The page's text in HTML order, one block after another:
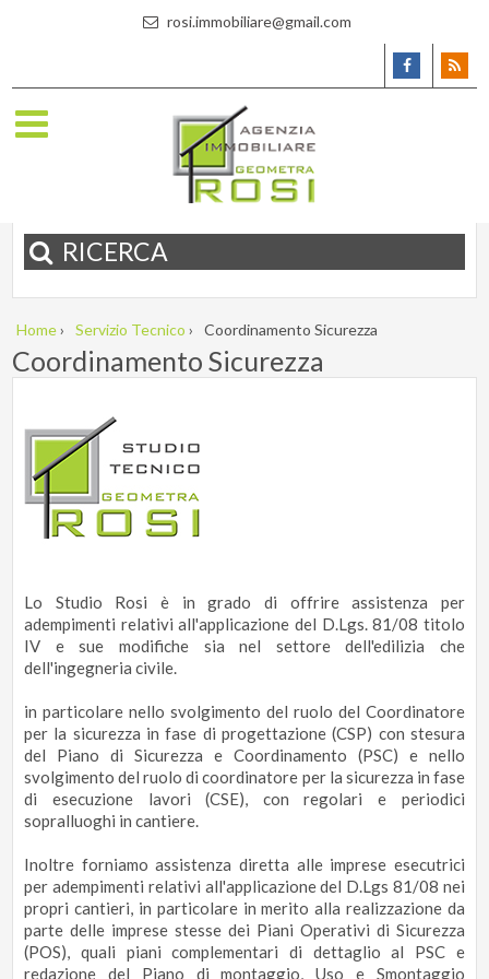
rosi.immobiliare@gmail.com
RICERCA
Home› Servizio Tecnico › Coordinamento Sicurezza
Coordinamento Sicurezza
Lo Studio Rosi è in grado di offrire assistenza per
adempimenti relativi all'applicazione del D.Lgs. 81/08 titolo
IV e sue modifiche sia nel settore dell'edilizia che
dell'ingegneria civile.
in particolare nello svolgimento del ruolo del Coordinatore
per la sicurezza in fase di progettazione (CSP) con stesura
del Piano di Sicurezza e Coordinamento (PSC) e nello
svolgimento del ruolo di coordinatore per la sicurezza in fase
di esecuzione lavori (CSE), con regolari e periodici
sopralluoghi in cantiere.
Inoltre forniamo assistenza diretta alle imprese esecutrici
per adempimenti relativi all'applicazione del D.Lgs 81/08 nei
propri cantieri, in particolare in merito alla realizzazione da
parte delle imprese stesse dei Piani Operativi di Sicurezza
(POS), quali piani complementari di dettaglio al PSC e
redazione del Piano di montaggio, Uso e Smontaggio